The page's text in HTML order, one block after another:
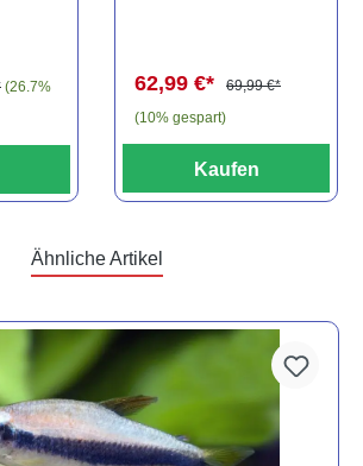
(26.7%
62,99 €*
69,99 €*
(10% gespart)
Kaufen
Ähnliche Artikel